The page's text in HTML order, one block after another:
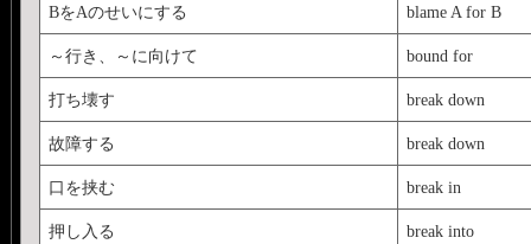
BをAのせいにする blame A for B
～行き、～に向けて bound for
打ち壊す break down
故障する break down
口を挟む break in
押し入る break into